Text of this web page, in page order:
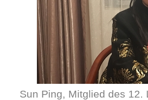
Sun Ping, Mitglied des 12.